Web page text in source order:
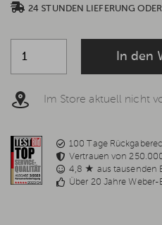
24 STUNDEN LIEFERUNG
In den
Im Store aktuell nicht
100 Tage
Vertrauen von
4,8 ★ aus tausenden
Über 20 Jahre Weber-